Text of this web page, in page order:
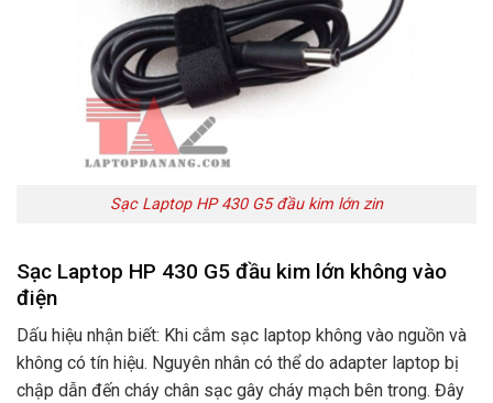
Sạc Laptop HP 430 G5 đầu kim lớn zin
Sạc Laptop HP 430 G5 đầu kim lớn không vào
điện
Dấu hiệu nhận biết: Khi cắm sạc laptop không vào nguồn và
không có tín hiệu. Nguyên nhân có thể do adapter laptop bị
chập dẫn đến cháy chân sạc gây cháy mạch bên trong. Đây